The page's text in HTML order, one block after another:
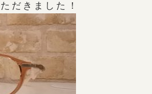
だきました！